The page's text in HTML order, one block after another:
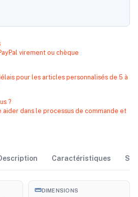
virement ou chèque
pour les articles personnalisés de 5 à
?
dans le processus de commande et
Caractéristiques
straightenDIMENSIONS